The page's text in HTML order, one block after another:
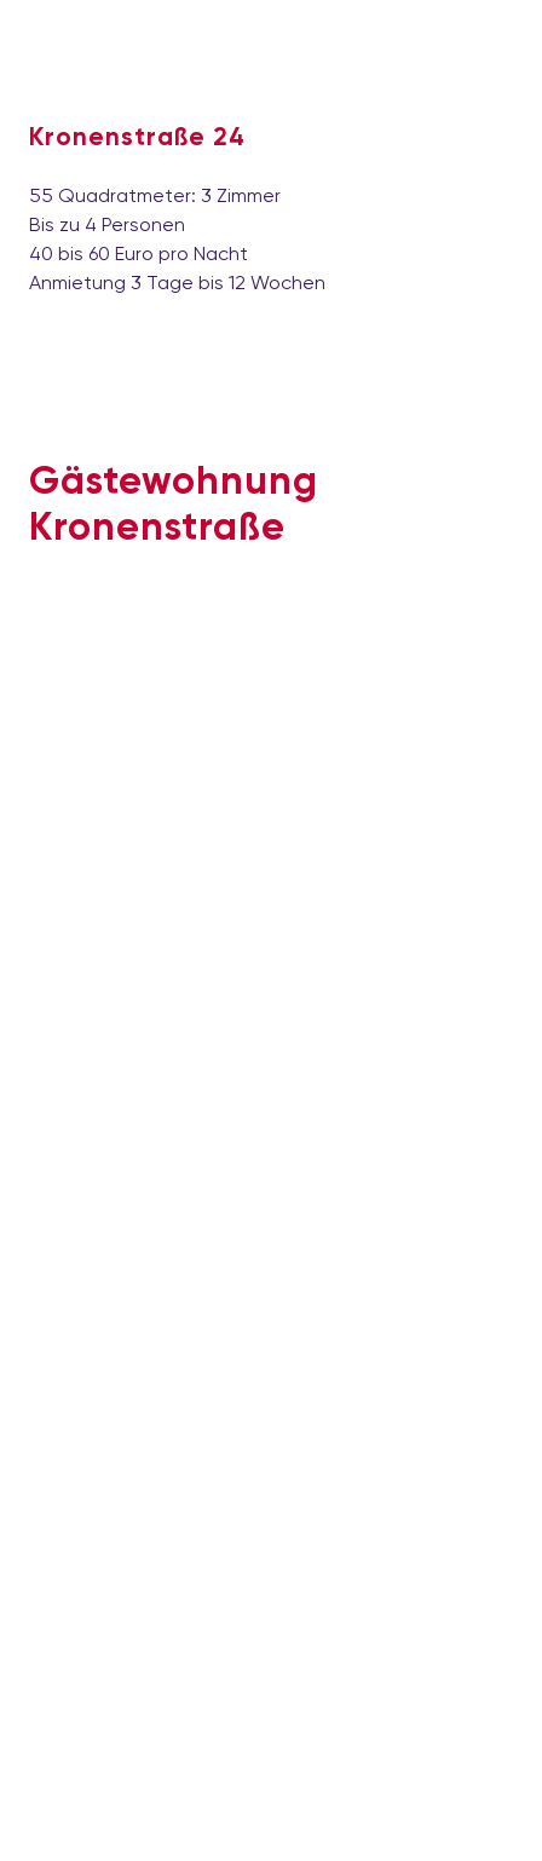
Kronenstraße 24
55 Quadratmeter: 3 Zimmer
Bis zu 4 Personen
40 bis 60 Euro pro Nacht
Anmietung 3 Tage bis 12 Wochen
Gästewohnung
Kronenstraße